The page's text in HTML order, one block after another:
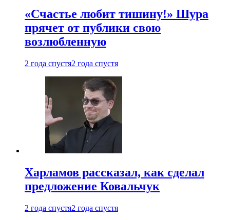
«Счастье любит тишину!» Шура
прячет от публики свою
возлюбленную
2 года спустя2 года спустя
Харламов рассказал, как сделал
предложение Ковальчук
2 года спустя2 года спустя